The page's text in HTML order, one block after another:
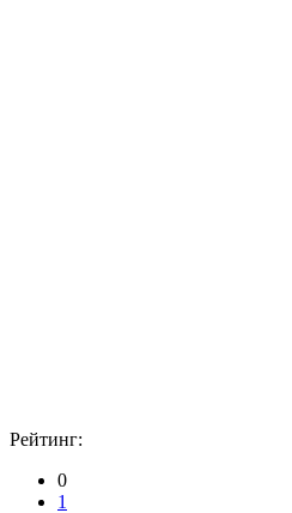
Рейтинг:
0
1